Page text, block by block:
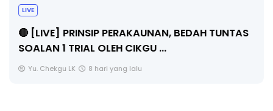
LIVE
🔴 [LIVE] PRINSIP PERAKAUNAN, BEDAH TUNTAS
SOALAN 1 TRIAL OLEH CIKGU ...
Yu. Chekgu LK 8 hari yang lalu